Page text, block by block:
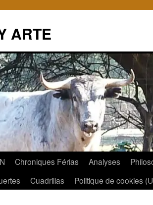
ARTE
Chroniques Férias Analyses
Cuadrillas Politique de cookies